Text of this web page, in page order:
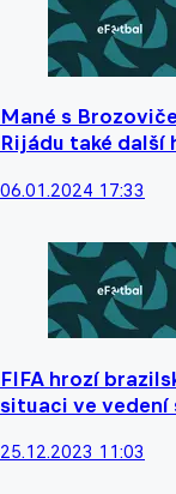
Mané s
Rijádu také další
06.01.2024 17:33
FIFA hrozí
situaci ve vedení
25.12.2023 11:03